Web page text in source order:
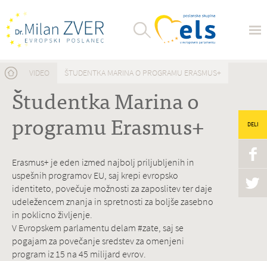
Nahajate se tukaj
VIDEO ŠTUDENTKA MARINA O PROGRAMU ERASMUS+
Študentka Marina o
programu Erasmus+ DELI
Erasmus+ je eden izmed najbolj priljubljenih in
uspešnih programov EU, saj krepi evropsko
identiteto, povečuje možnosti za zaposlitev ter daje
udeležencem znanja in spretnosti za boljše zasebno
in poklicno življenje.
V Evropskem parlamentu delam #zate, saj se
pogajam za povečanje sredstev za omenjeni
program iz 15 na 45 milijard evrov.